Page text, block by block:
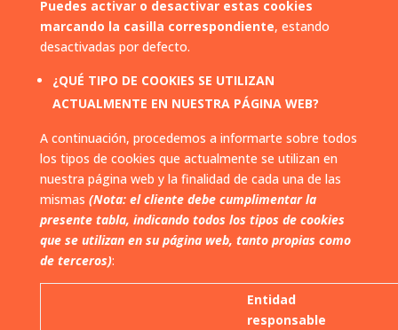
Puedes activar o desactivar estas cookies
marcando la casilla correspondiente, estando
desactivadas por defecto.
¿QUÉ TIPO DE COOKIES SE UTILIZAN
ACTUALMENTE EN NUESTRA PÁGINA WEB?
A continuación, procedemos a informarte sobre todos
los tipos de cookies que actualmente se utilizan en
nuestra página web y la finalidad de cada una de las
mismas (Nota: el cliente debe cumplimentar la
presente tabla, indicando todos los tipos de cookies
que se utilizan en su página web, tanto propias como
de terceros):
Entidad
responsable